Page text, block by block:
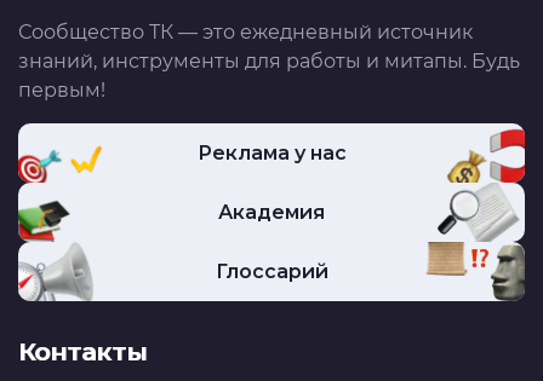
Сообщество ТК — это ежедневный источник
знаний, инструменты для работы и митапы. Будь
первым!
Реклама у нас
Академия
Глоссарий
Контакты